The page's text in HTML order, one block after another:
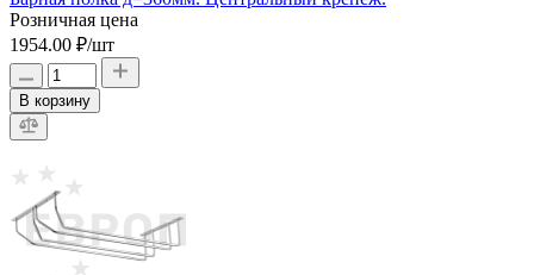
Розничная цена
1954.00 ₽/шт
В корзину